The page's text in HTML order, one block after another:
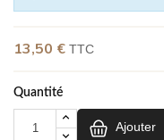
13,50 € TTC
Quantité
Ajouter